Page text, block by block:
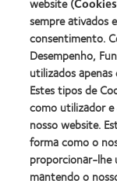
2012
REBRAND
100®
Global
Award
(2012)
Os nossos
Tecnologia de
Encontre as
sempre ativados
consentimento.
Desempenho,
utilizados
Estes tipos de
como utilizador
nosso website.
forma como o
proporcionar-lhe
mantendo o